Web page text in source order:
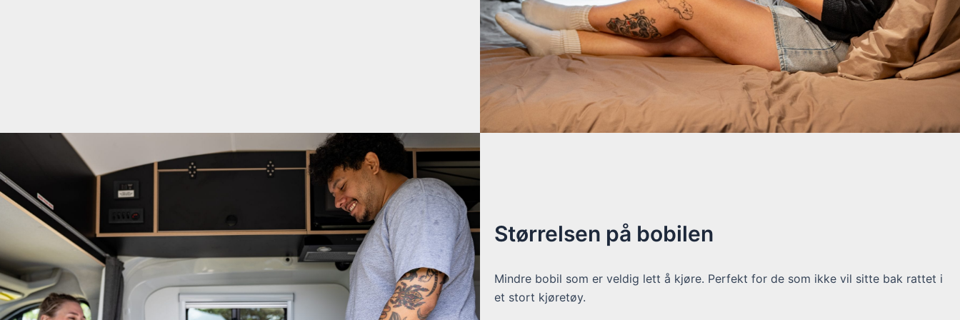
Størrelsen på bobilen
Mindre bobil som er veldig lett å kjøre. Perfekt for de som ikke vil sitte bak rattet i
et stort kjøretøy.